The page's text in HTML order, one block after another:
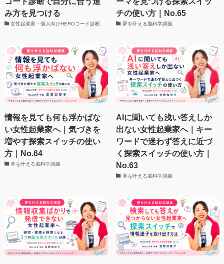
み方を見つける
女性起業家・個人向けHEROコード診断
チの使い方｜No.65
夢を叶える脳科学講義
情報を見ても何も浮かばな
い女性起業家へ｜気づきを
増やす探索スイッチの使い
方｜No.64
夢を叶える脳科学講義
AIに聞いても浅い答えしか
出ない女性起業家へ｜キー
ワードで迷わず答えに近づ
く探索スイッチの使い方｜
No.63
夢を叶える脳科学講義